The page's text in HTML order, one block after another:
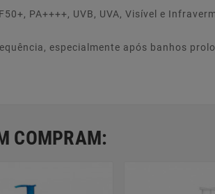
PA++++, UVB, UVA, Visível e
especialmente após banhos
COMPRAM: